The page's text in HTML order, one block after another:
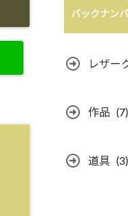
バックナン
レザー
作品 (7)
道具 (3)